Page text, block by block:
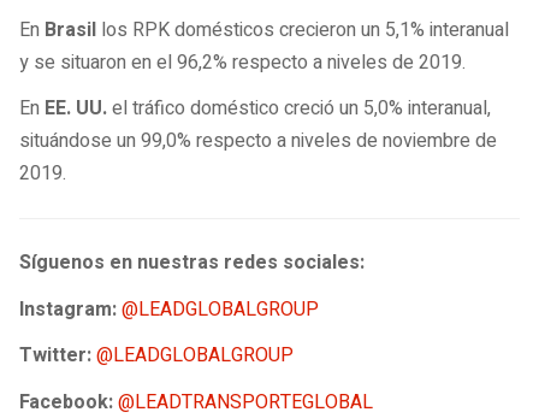
En Brasil los RPK domésticos crecieron un 5,1% interanual
y se situaron en el 96,2% respecto a niveles de 2019.
En EE. UU.el tráfico doméstico creció un 5,0% interanual,
situándose un 99,0% respecto a niveles de noviembre de
2019.
Síguenos en nuestras redes sociales:
Instagram:@LEADGLOBALGROUP
Twitter:@LEADGLOBALGROUP
Facebook:@LEADTRANSPORTEGLOBAL